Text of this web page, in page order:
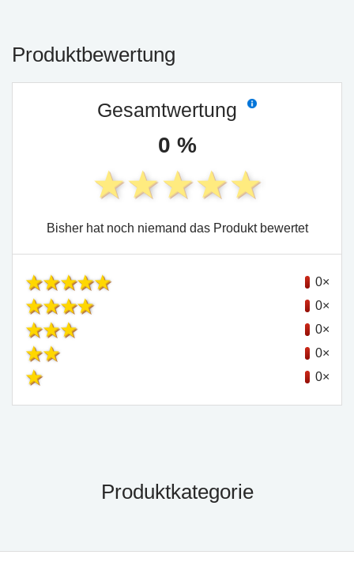
Produktbewertung
Gesamtwertung
0 %
Bisher hat noch niemand das Produkt bewertet
0×
0×
0×
0×
0×
Produktkategorie